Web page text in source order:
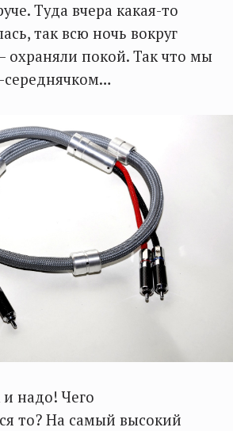
Туда вчера какая-то
так всю ночь вокруг
охраняли покой. Так что мы
и надо! Чего
то? На самый высокий